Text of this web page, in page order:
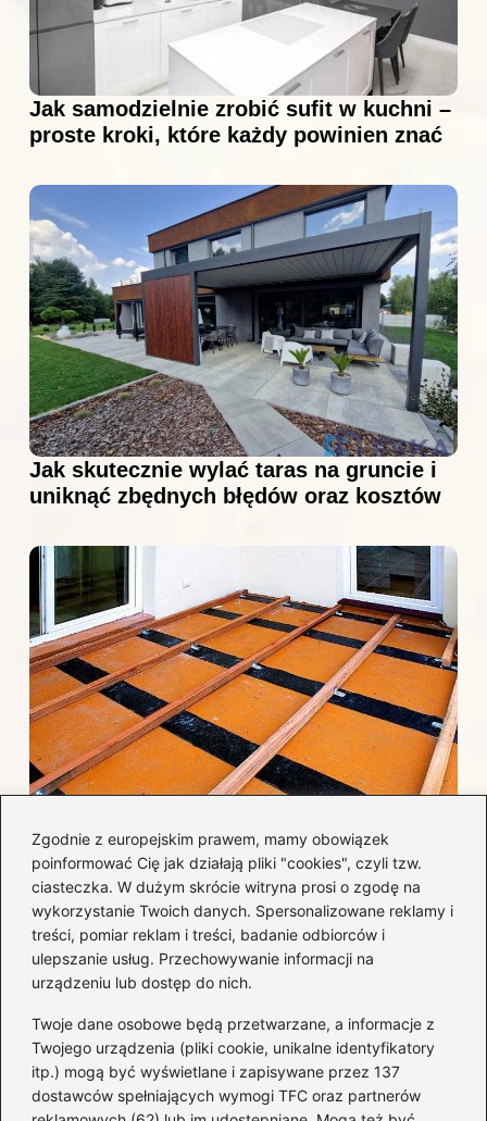
Zgodnie z europejskim prawem, mamy obowiązek
poinformować Cię jak działają pliki "cookies", czyli tzw.
ciasteczka. W dużym skrócie witryna prosi o zgodę na
wykorzystanie Twoich danych. Spersonalizowane reklamy i
treści, pomiar reklam i treści, badanie odbiorców i
ulepszanie usług. Przechowywanie informacji na
urządzeniu lub dostęp do nich.
Twoje dane osobowe będą przetwarzane, a informacje z
Twojego urządzenia (pliki cookie, unikalne identyfikatory
itp.) mogą być wyświetlane i zapisywane przez 137
dostawców spełniających wymogi TFC oraz partnerów
Jak samodzielnie zrobić sufit w kuchni –
proste kroki, które każdy powinien znać
Jak skutecznie wylać taras na gruncie i
uniknąć zbędnych błędów oraz kosztów
Jak efektywnie wykończyć taras
betonowy, by uniknąć najczęstszych
błędów i kosztów?
Kategorie
Aranżacja wnętrz (282)
Dom(171)
Innowacje(10)
Kuchnia(32)